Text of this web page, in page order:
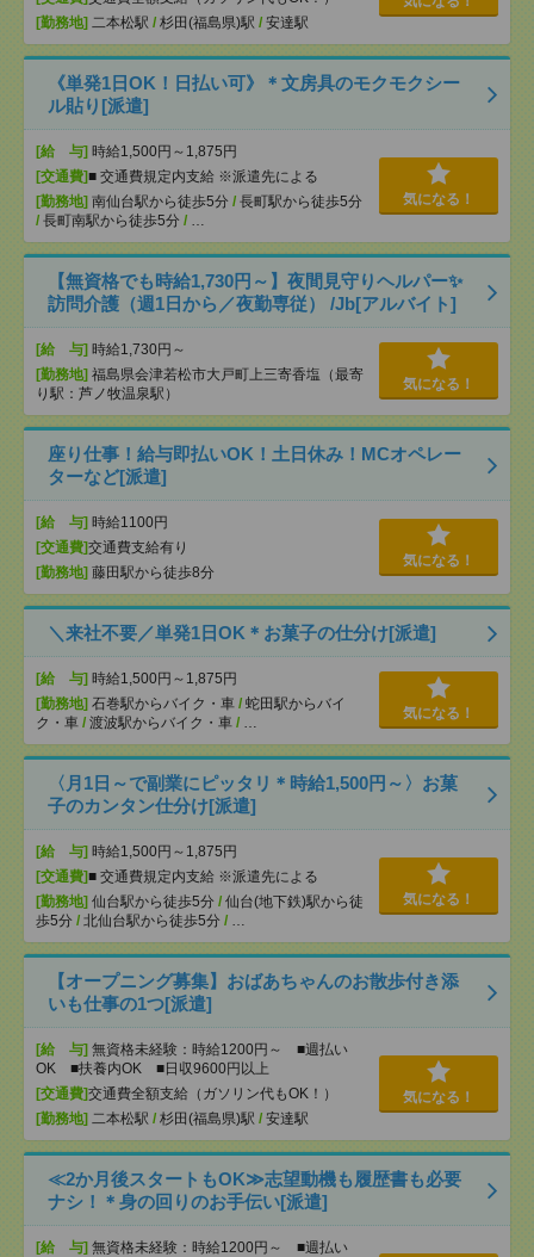
[勤務地] 二本松駅 / 杉田(福島県)駅 / 安達駅
《単発1日OK！日払い可》＊文房具のモクモクシー
ル貼り[派遣]
[給 与] 時給1,500円～1,875円
[交通費]■ 交通費規定内支給 ※派遣先による
[勤務地] 南仙台駅から徒歩5分 / 長町駅から徒歩5分
/ 長町南駅から徒歩5分 / …
気になる！
【無資格でも時給1,730円～】夜間見守りヘルパー✨
訪問介護（週1日から／夜勤専従） /Jb[アルバイト]
[給 与] 時給1,730円～
[勤務地] 福島県会津若松市大戸町上三寄香塩（最寄
り駅：芦ノ牧温泉駅）
気になる！
座り仕事！給与即払いOK！土日休み！MCオペレー
ターなど[派遣]
[給 与] 時給1100円
[交通費]交通費支給有り
[勤務地] 藤田駅から徒歩8分
気になる！
＼来社不要／単発1日OK＊お菓子の仕分け[派遣]
[給 与] 時給1,500円～1,875円
[勤務地] 石巻駅からバイク・車 / 蛇田駅からバイ
ク・車 / 渡波駅からバイク・車 / …
気になる！
〈月1日～で副業にピッタリ＊時給1,500円～〉お菓
子のカンタン仕分け[派遣]
[給 与] 時給1,500円～1,875円
[交通費]■ 交通費規定内支給 ※派遣先による
[勤務地] 仙台駅から徒歩5分 / 仙台(地下鉄)駅から徒
歩5分 / 北仙台駅から徒歩5分 / …
気になる！
【オープニング募集】おばあちゃんのお散歩付き添
いも仕事の1つ[派遣]
[給 与] 無資格未経験：時給1200円～ ■週払い
OK ■扶養内OK ■日収9600円以上
[交通費]交通費全額支給（ガソリン代もOK！）
[勤務地] 二本松駅 / 杉田(福島県)駅 / 安達駅
気になる！
≪2か月後スタートもOK≫志望動機も履歴書も必要
ナシ！＊身の回りのお手伝い[派遣]
[給 与] 無資格未経験：時給1200円～ ■週払い